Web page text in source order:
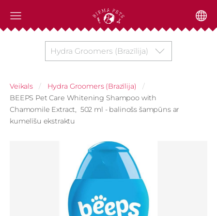
Hydra Groomers (Brazīlija)
Veikals
Hydra Groomers (Brazīlija)
BEEPS Pet Care Whitening Shampoo with
Chamomile Extract, 502 ml - balinošs šampūns ar
kumelīšu ekstraktu